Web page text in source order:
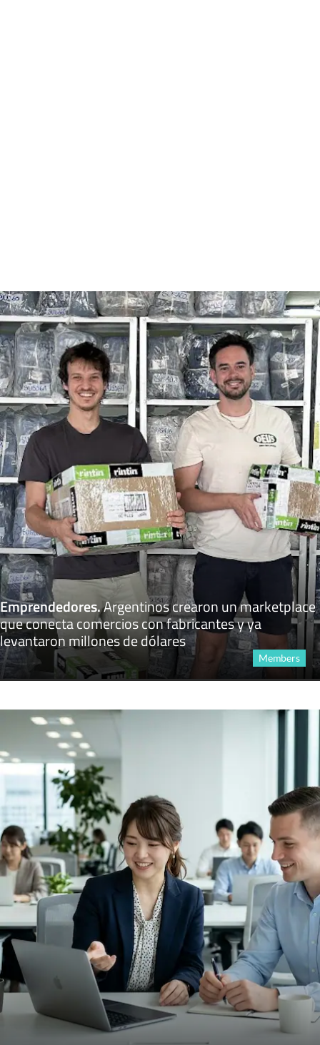
Emprendedores.Argentinos crearon un marketplace
que conecta comercios con fabricantes y ya
levantaron millones de dólares
Members